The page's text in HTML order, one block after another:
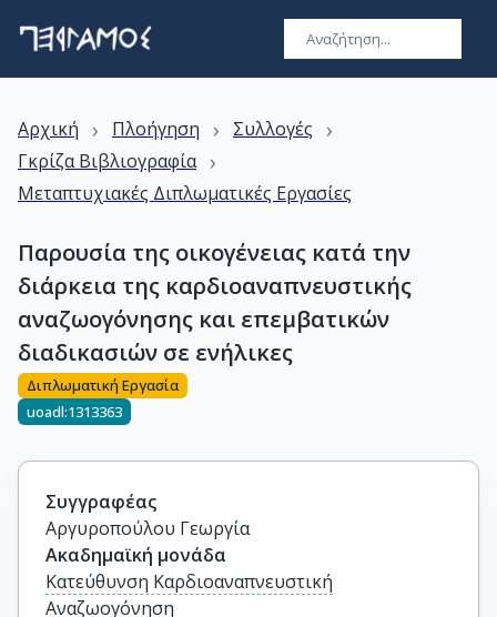
Αρχική › Πλοήγηση › Συλλογές ›
Γκρίζα Βιβλιογραφία ›
Μεταπτυχιακές Διπλωματικές Εργασίες
Παρουσία της οικογένειας κατά την
διάρκεια της καρδιοαναπνευστικής
αναζωογόνησης και επεμβατικών
διαδικασιών σε ενήλικες
Διπλωματική Εργασία
uoadl:1313363
Συγγραφέας
Αργυροπούλου Γεωργία
Ακαδημαϊκή μονάδα
Κατεύθυνση Καρδιοαναπνευστική
Αναζωογόνηση